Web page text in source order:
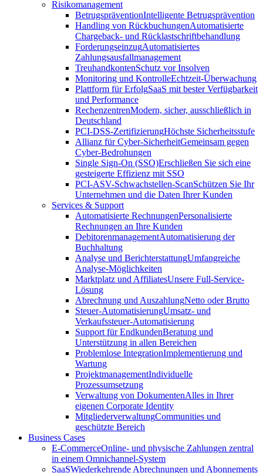
Risikomanagement
BetrugspräventionIntelligente Betrugsprävention
Handling von RückbuchungenAutomatisierte
Chargeback- und Rücklastschriftbehandlung
ForderungseinzugAutomatisiertes
Zahlungsausfallmanagement
TreuhandkontenSchutz vor Insolven
Monitoring und KontrolleEchtzeit-Überwachung
Plattform für ErfolgSaaS mit bester Verfügbarkeit
und Performance
RechenzentrenModern, sicher, ausschließlich in
Deutschland
PCI-DSS-ZertifizierungHöchste Sicherheitsstufe
Allianz für Cyber-SicherheitGemeinsam gegen
Cyber-Bedrohungen
Single Sign-On (SSO)Erschließen Sie sich eine
gesteigerte Effizienz mit SSO
PCI-ASV-Schwachstellen-ScanSchützen Sie Ihr
Unternehmen und die Daten Ihrer Kunden
Services & Support
Automatisierte RechnungenPersonalisierte
Rechnungen an Ihre Kunden
DebitorenmanagementAutomatisierung der
Buchhaltung
Analyse und BerichterstattungUmfangreiche
Analyse-Möglichkeiten
Marktplatz und AffiliatesUnsere Full-Service-
Lösung
Abrechnung und AuszahlungNetto oder Brutto
Steuer-AutomatisierungUmsatz- und
Verkaufssteuer-Automatisierung
Support für EndkundenBeratung und
Unterstützung in allen Bereichen
Problemlose IntegrationImplementierung und
Wartung
ProjektmanagementIndividuelle
Prozessumsetzung
Verwaltung von DokumentenAlles in Ihrer
eigenen Corporate Identity
MitgliederverwaltungCommunities und
geschützte Bereich
Business Cases
E-CommerceOnline- und physische Zahlungen zentral
in einem Omnichannel-System
SaaSWiederkehrende Abrechnungen und Abonnements